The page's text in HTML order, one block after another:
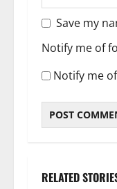
Save my
Notify me of
Notify me
RELATED